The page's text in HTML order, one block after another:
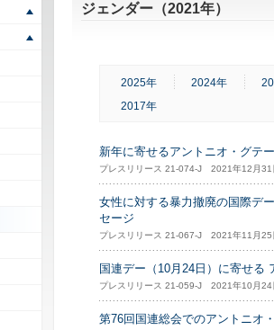
ジェンダー（2021年）
2025年 2024年
2017年
新年に寄せるアントニオ・グテ
プレスリリース 21-074-J 2021年12月31
女性に対する暴力撤廃の国際デ
セージ
プレスリリース 21-067-J 2021年11月25
国連デー（10月24日）に寄せる
プレスリリース 21-059-J 2021年10月24
第76回国連総会でのアントニオ